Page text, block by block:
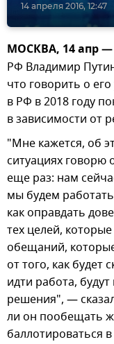
14 апреля 2016, 12:47
МОСКВА, 14 апр
РФ Владимир
что говорить о
в РФ в 2018 году
в зависимости от
"Мне кажется, об
ситуациях говорю
еще раз: нам
мы будем
как оправдать
тех целей,
обещаний,
от того, как будет
идти работа,
решения", —
ли он пообещать
баллотироваться